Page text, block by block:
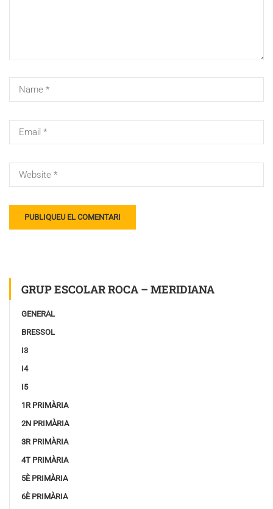
GRUP ESCOLAR ROCA – MERIDIANA
GENERAL
BRESSOL
I3
I4
I5
1R PRIMÀRIA
2N PRIMÀRIA
3R PRIMÀRIA
4T PRIMÀRIA
5È PRIMÀRIA
6È PRIMÀRIA